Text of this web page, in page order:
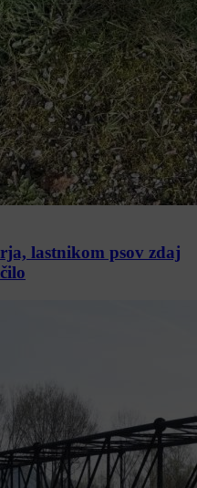
lastnikom psov zdaj